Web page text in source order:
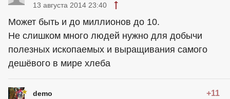
13 августа 2014 23:40
Может быть и до миллионов до 10.
Не слишком много людей нужно для добычи
полезных ископаемых и выращивания самого
дешёвого в мире хлеба
demo +11